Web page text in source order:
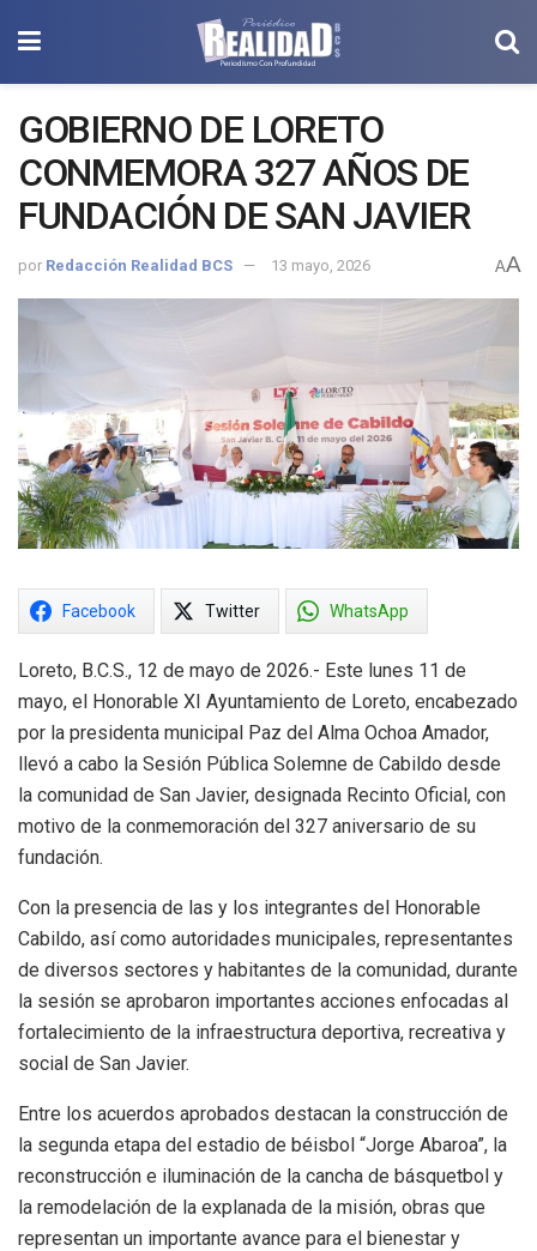
GOBIERNO DE LORETO
CONMEMORA 327 AÑOS DE
FUNDACIÓN DE SAN JAVIER
por Redacción Realidad BCS 13 mayo, 2026 AA
Facebook Twitter WhatsApp
Loreto, B.C.S., 12 de mayo de 2026.- Este lunes 11 de
mayo, el Honorable XI Ayuntamiento de Loreto, encabezado
por la presidenta municipal Paz del Alma Ochoa Amador,
llevó a cabo la Sesión Pública Solemne de Cabildo desde
la comunidad de San Javier, designada Recinto Oficial, con
motivo de la conmemoración del 327 aniversario de su
fundación.
Con la presencia de las y los integrantes del Honorable
Cabildo, así como autoridades municipales, representantes
de diversos sectores y habitantes de la comunidad, durante
la sesión se aprobaron importantes acciones enfocadas al
fortalecimiento de la infraestructura deportiva, recreativa y
social de San Javier.
Entre los acuerdos aprobados destacan la construcción de
la segunda etapa del estadio de béisbol “Jorge Abaroa”, la
reconstrucción e iluminación de la cancha de básquetbol y
la remodelación de la explanada de la misión, obras que
representan un importante avance para el bienestar y